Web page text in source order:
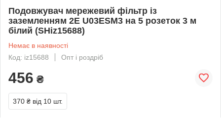
Подовжувач мережевий фільтр із
заземленням 2E U03ESM3 на 5 розеток 3 м
білий (SHiz15688)
Немає в наявності
Код: iz15688
Опт і роздріб
456 ₴
370 ₴ від 10 шт.